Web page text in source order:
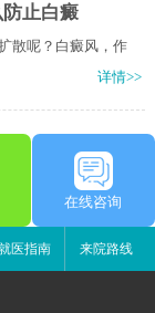
止白癜
散呢？白癜风，作
详情>>
在线咨询
医指南 来院路线